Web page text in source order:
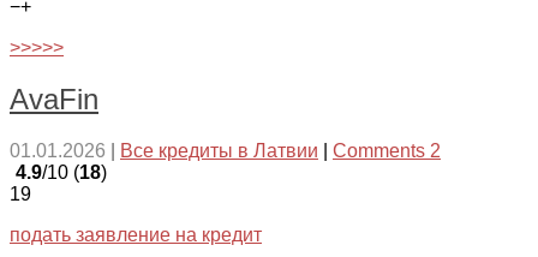
−+
>>>>>
AvaFin
01.01.2026 Все кредиты в Латвии
Comments 2
4.9/10 (18)
19
подать заявление на кредит